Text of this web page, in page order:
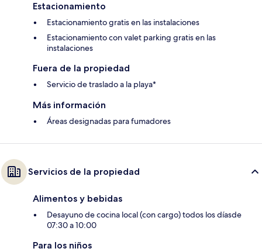
Estacionamiento
Estacionamiento gratis en las instalaciones
Estacionamiento con valet parking gratis en las
instalaciones
Fuera de la propiedad
Servicio de traslado a la playa*
Más información
Áreas designadas para fumadores
Servicios de la propiedad
Alimentos y bebidas
Desayuno de cocina local (con cargo) todos los díasde
07:30 a 10:00
Para los niños